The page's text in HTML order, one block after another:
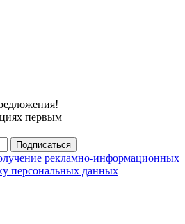
первым
рекламно-информационных
персональных данных